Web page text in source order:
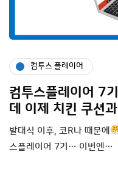
컴투스 플레이어
컴투스플레이어 7
데 이제 치킨 쿠션
발대식 이후, 코R나 때문에
스플레이어 7기… 이번엔…